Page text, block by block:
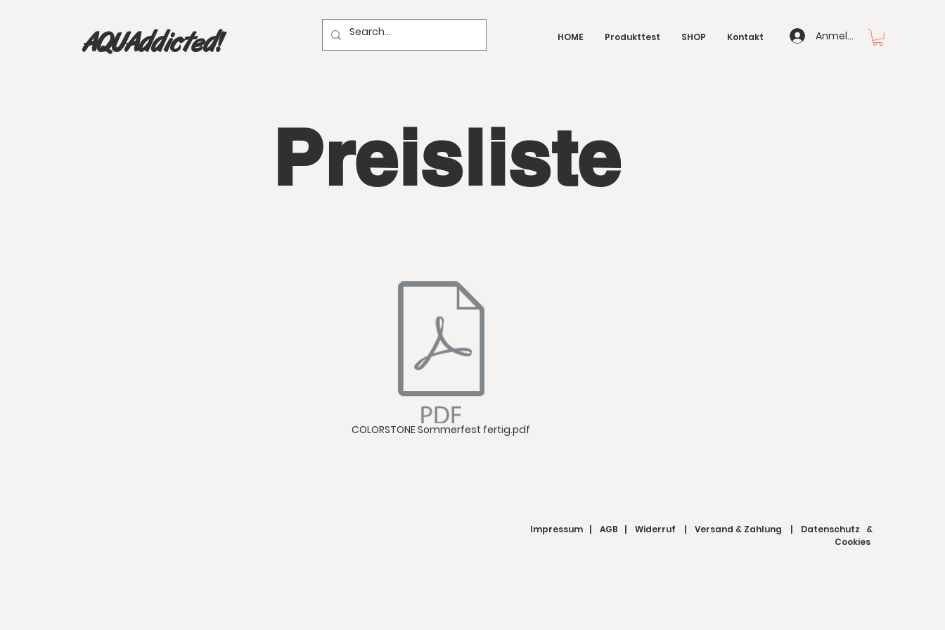
AQUAddicted! HOME Produkttest SHOP Kontakt Anmelden
Preisliste
COLORSTONE Sommerfest fertig.pdf
Impressum | AGB | Widerruf | Versand & Zahlung |
Datenschutz &
Cookies